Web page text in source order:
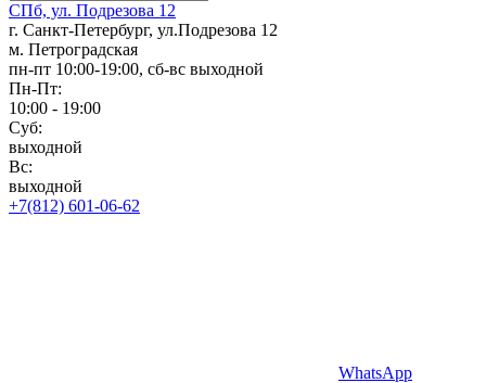
СПб, ул. Подрезова 12
г. Санкт-Петербург, ул.Подрезова 12
м. Петроградская
пн-пт 10:00-19:00, сб-вс выходной
Пн-Пт:
10:00 - 19:00
Суб:
выходной
Вс:
выходной
+7(812) 601-06-62
WhatsApp